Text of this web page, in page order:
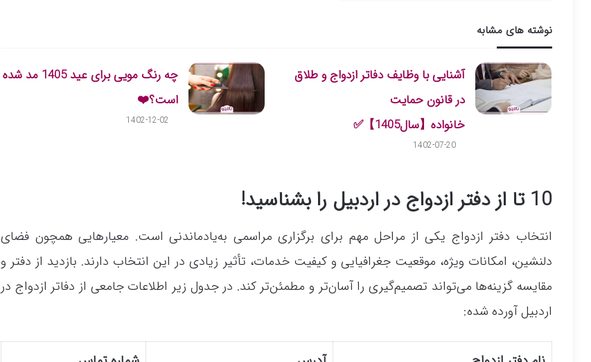
نوشته های مشابه
آشنایی با وظایف دفاتر ازدواج و طلاق
در قانون حمایت
خانواده【سال1405】✅
1402-07-20
چه رنگ مویی برای عید 1405 مد شده
است؟❤️
1402-12-02
10 تا از دفتر ازدواج در اردبیل را بشناسید!
انتخاب دفتر ازدواج یکی از مراحل مهم برای برگزاری مراسمی به‌یادماندنی است. معیارهایی همچون فضای
دلنشین، امکانات ویژه، موقعیت جغرافیایی و کیفیت خدمات، تأثیر زیادی در این انتخاب دارند. بازدید از دفتر و
مقایسه گزینه‌ها می‌تواند تصمیم‌گیری را آسان‌تر و مطمئن‌تر کند. در جدول زیر اطلاعات جامعی از دفاتر ازدواج در
اردبیل آورده شده: